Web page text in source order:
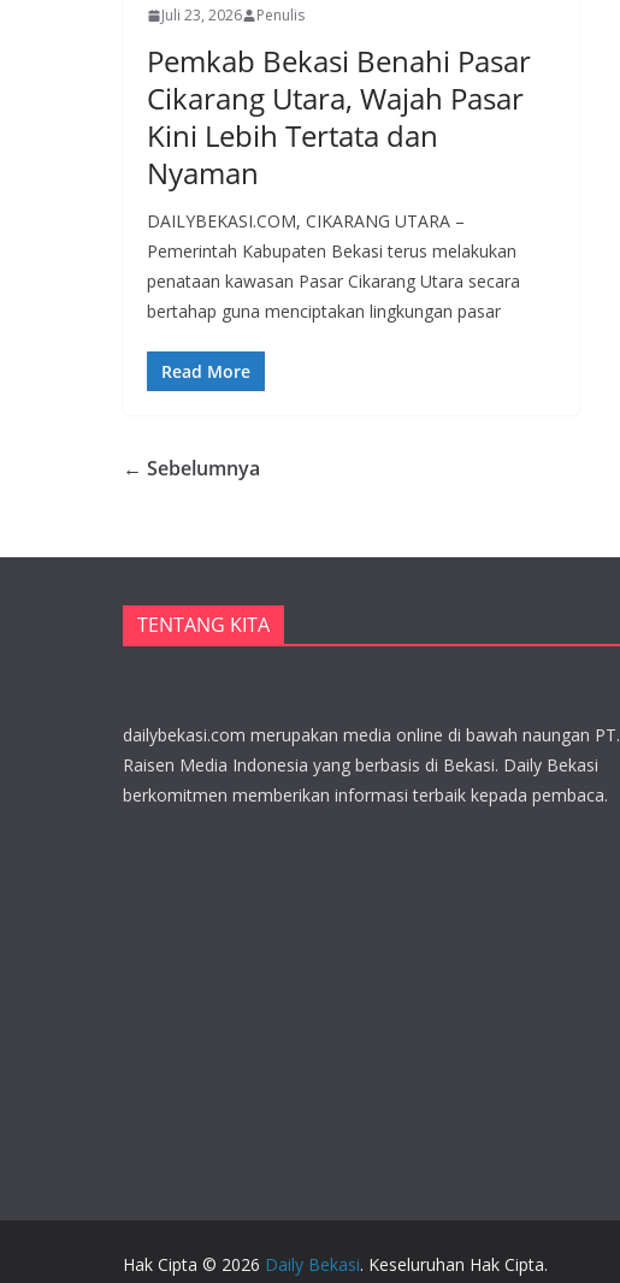
Juli 23, 2026 Penulis
Pemkab Bekasi Benahi Pasar
Cikarang Utara, Wajah Pasar
Kini Lebih Tertata dan
Nyaman
DAILYBEKASI.COM, CIKARANG UTARA –
Pemerintah Kabupaten Bekasi terus melakukan
penataan kawasan Pasar Cikarang Utara secara
bertahap guna menciptakan lingkungan pasar
Read More
← Sebelumnya
TENTANG KITA
dailybekasi.com merupakan media online di bawah naungan PT.
Raisen Media Indonesia yang berbasis di Bekasi. Daily Bekasi
berkomitmen memberikan informasi terbaik kepada pembaca.
Hak Cipta © 2026 Daily Bekasi. Keseluruhan Hak Cipta.